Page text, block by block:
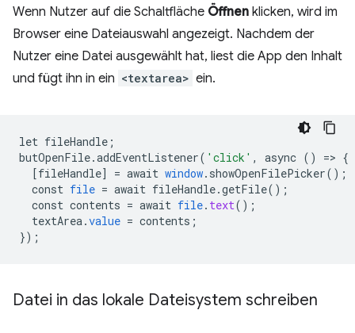
Wenn Nutzer auf die Schaltfläche Öffnen klicken, wird im
Browser eine Dateiauswahl angezeigt. Nachdem der
Nutzer eine Datei ausgewählt hat, liest die App den Inhalt
und fügt ihn in ein <textarea> ein.
let fileHandle ;
butOpenFile.addEventListener( 'click' , async () => {
[fileHandle] = await window. showOpenFilePicker();
const file = await fileHandle.getFile();
const contents = await file. text();
textArea.value = contents ;
});
Datei in das lokale Dateisystem schreiben